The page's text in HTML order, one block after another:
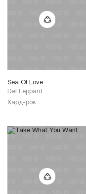
Sea Of Love
Def Leppard
Хард-рок